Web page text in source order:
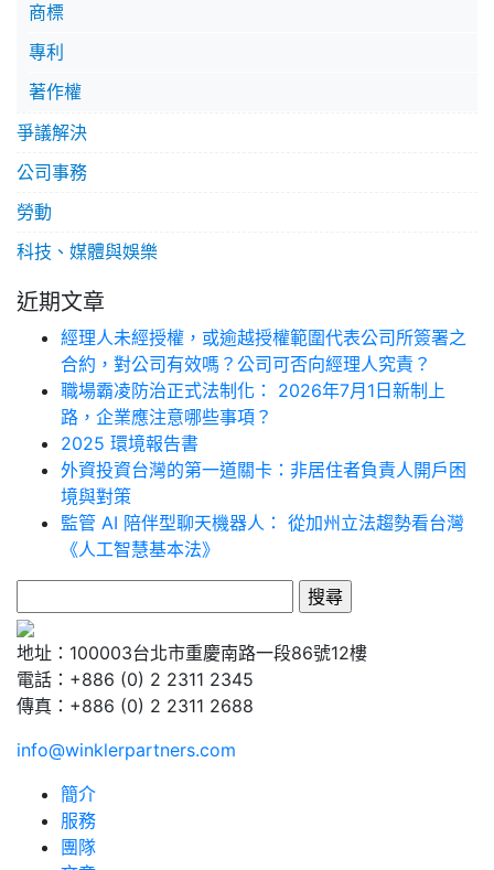
商標
專利
著作權
爭議解決
公司事務
勞動
科技、媒體與娛樂
近期文章
經理人未經授權，或逾越授權範圍代表公司所簽署之
合約，對公司有效嗎？公司可否向經理人究責？
職場霸凌防治正式法制化： 2026年7月1日新制上
路，企業應注意哪些事項？
2025 環境報告書
外資投資台灣的第一道關卡：非居住者負責人開戶困
境與對策
監管 AI 陪伴型聊天機器人： 從加州立法趨勢看台灣
《人工智慧基本法》
尋
關
鍵
字:
地址：100003台北市重慶南路一段86號12樓
電話：+886 (0) 2 2311 2345
傳真：+886 (0) 2 2311 2688
info@winklerpartners.com
簡介
服務
團隊